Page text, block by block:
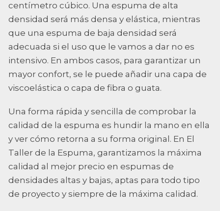
centímetro cúbico. Una espuma de alta
densidad será más densa y elástica, mientras
que una espuma de baja densidad será
adecuada si el uso que le vamos a dar no es
intensivo. En ambos casos, para garantizar un
mayor confort, se le puede añadir una capa de
viscoelástica o capa de fibra o guata.
Una forma rápida y sencilla de comprobar la
calidad de la espuma es hundir la mano en ella
y ver cómo retorna a su forma original. En El
Taller de la Espuma, garantizamos la máxima
calidad al mejor precio en espumas de
densidades altas y bajas, aptas para todo tipo
de proyecto y siempre de la máxima calidad.